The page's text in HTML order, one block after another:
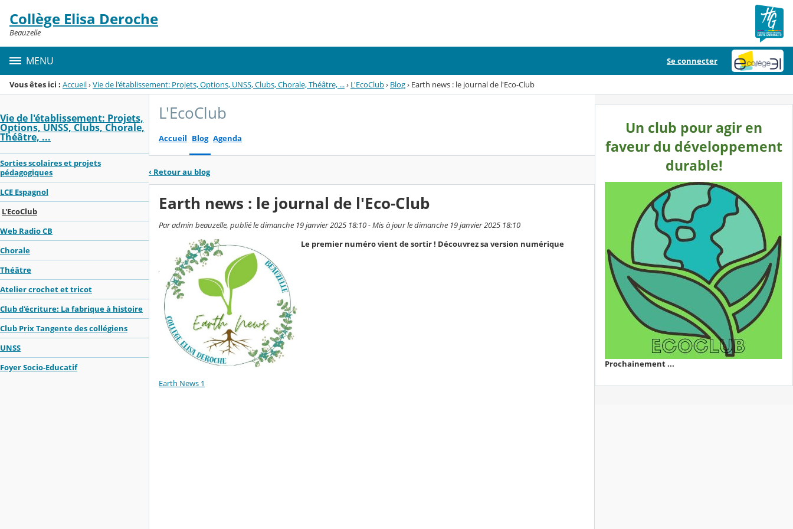
Menu de la rubrique
Contenu
Collège Elisa Deroche
Beauzelle
MENU Se connecter
Vous êtes ici : Accueil›Vie de l'établissement: Projets, Options, UNSS, Clubs, Chorale, Théâtre, ...› L'EcoClub› Blog› Earth news : le journal de l'Eco-Club
Vie de l'établissement: Projets,
Options, UNSS, Clubs, Chorale,
Théâtre, ...
Sorties scolaires et projets
pédagogiques
LCE Espagnol
L'EcoClub
Web Radio CB
Chorale
Théâtre
Atelier crochet et tricot
Club d'écriture: La fabrique à histoire
Club Prix Tangente des collégiens
UNSS
Foyer Socio-Educatif
L'EcoClub
Accueil Blog Agenda
‹ Retour au blog
Earth news : le journal de l'Eco-Club
Par admin beauzelle, publié le dimanche 19 janvier 2025 18:10 - Mis à jour le dimanche 19 janvier 2025 18:10
Le premier numéro vient de sortir ! Découvrez sa version numérique
Earth News 1
Un club pour agir en
faveur du développement
durable!
Prochainement ...